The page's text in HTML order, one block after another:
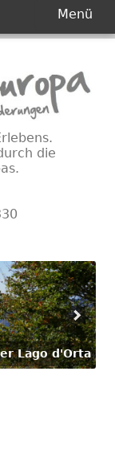
die
Menü
Lago d'Orta